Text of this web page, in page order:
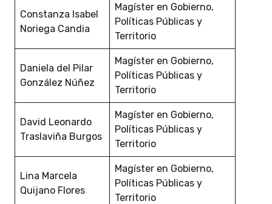
Constanza Isabel
Noriega Candia
Magíster en Gobierno,
Políticas Públicas y
Territorio
Daniela del Pilar
González Núñez
Magíster en Gobierno,
Políticas Públicas y
Territorio
David Leonardo
Traslaviña Burgos
Magíster en Gobierno,
Políticas Públicas y
Territorio
Lina Marcela
Quijano Flores
Magíster en Gobierno,
Políticas Públicas y
Territorio